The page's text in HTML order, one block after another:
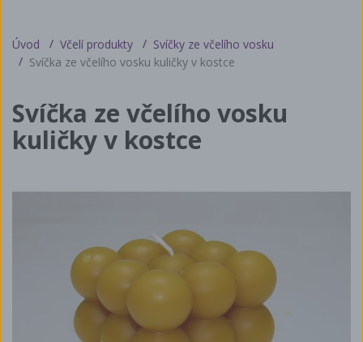
Úvod Včelí produkty
Svíčky ze včelího vosku
Svíčka ze včelího vosku kuličky v kostce
Svíčka ze včelího vosku
kuličky v kostce